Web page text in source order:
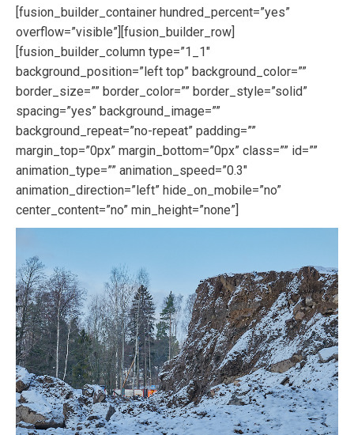
[fusion_builder_container hundred_percent=”yes”
overflow=”visible”][fusion_builder_row]
[fusion_builder_column type=”1_1″
background_position=”left top” background_color=””
border_size=”” border_color=”” border_style=”solid”
spacing=”yes” background_image=””
background_repeat=”no-repeat” padding=””
margin_top=”0px” margin_bottom=”0px” class=”” id=””
animation_type=”” animation_speed=”0.3″
animation_direction=”left” hide_on_mobile=”no”
center_content=”no” min_height=”none”]